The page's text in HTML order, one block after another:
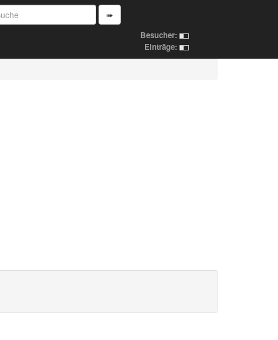
➠
Besucher:
Einträge: